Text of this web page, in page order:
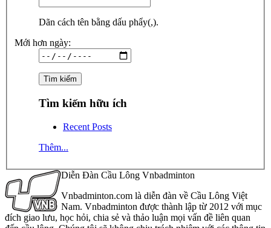
Dãn cách tên bằng dấu phẩy(,).
Mới hơn ngày:
Tìm kiếm hữu ích
Recent Posts
Thêm...
Diễn Đàn Cầu Lông Vnbadminton
Vnbadminton.com là diễn đàn về Cầu Lông Việt
Nam. Vnbadminton được thành lập từ 2012 với mục
đích giao lưu, học hỏi, chia sẻ và thảo luận mọi vấn đề liên quan